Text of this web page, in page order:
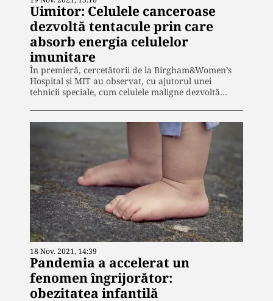
Uimitor: Celulele canceroase
dezvoltă tentacule prin care
absorb energia celulelor
imunitare
În premieră, cercetătorii de la Birgham&Women’s
Hospital și MIT au observat, cu ajutorul unei
tehnicii speciale, cum celulele maligne dezvoltă…
18 Nov. 2021, 14:39
Pandemia a accelerat un
fenomen îngrijorător:
obezitatea infantilă